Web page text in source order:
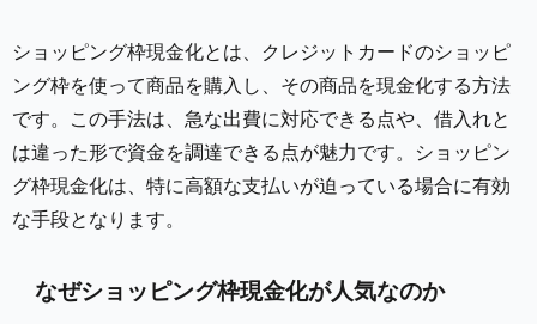
ショッピング枠現金化とは、クレジットカードのショッピ
ング枠を使って商品を購入し、その商品を現金化する方法
です。この手法は、急な出費に対応できる点や、借入れと
は違った形で資金を調達できる点が魅力です。ショッピン
グ枠現金化は、特に高額な支払いが迫っている場合に有効
な手段となります。
なぜショッピング枠現金化が人気なのか